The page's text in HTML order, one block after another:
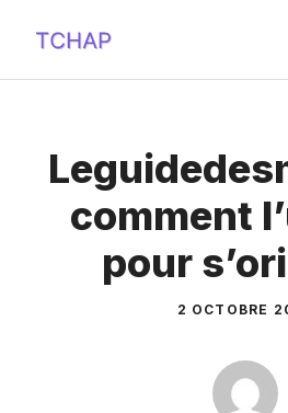
contenu
comment
pour
2 OCTOBRE